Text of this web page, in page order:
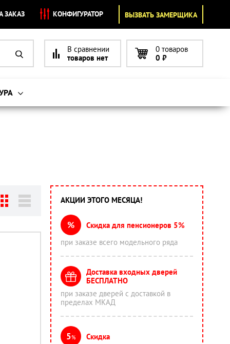
ЗАКАЗ КОНФИГУРАТОР ВЫЗВАТЬ ЗАМЕРЩИКА
В сравнении
товаров нет
0 товаров
0 ₽
АКЦИИ ЭТОГО МЕСЯЦА!
%
Скидка для пенсионеров 5%
при заказе всего модельного ряда
Доставка входных дверей
БЕСПЛАТНО
при заказе дверей с доставкой в
пределах МКАД
5%
Скидка